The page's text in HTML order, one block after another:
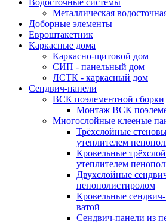
Металлическая
Доборные элементы
Евроштакетник
Каркасные дома
Каркасно-щитовой дом
СИП - панельный дом
ЛСТК - каркасный дом
Сендвич-панели
ВСК поэлементной сборки
Монтаж ВСК
Многослойные клееные
Трёхслойные
утеплителем
Кровельные
утеплителем
Двухслойные
пенополистиролом
Кровельные
ватой
Сендвич-панели из